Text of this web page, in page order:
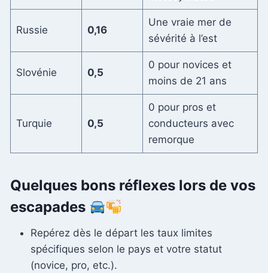
Russie 0,16
Une vraie mer de
sévérité à l’est
Slovénie 0,5
0 pour novices et
moins de 21 ans
Turquie 0,5
0 pour pros et
conducteurs avec
remorque
Quelques bons réflexes lors de vos
escapades
Repérez dès le départ les taux limites
spécifiques selon le pays et votre statut
(novice, pro, etc.).